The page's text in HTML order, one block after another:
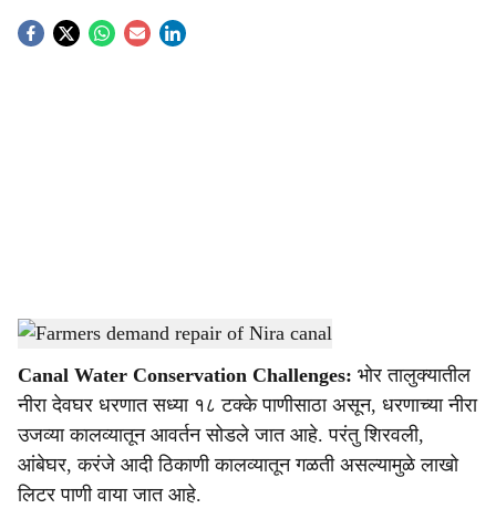
S
a
r
e
Farmers demand repair of Nira canal- Agrowon
Canal Water Conservation Challenges: भोर तालुक्यातील
नीरा देवघर धरणात सध्या १८ टक्के पाणीसाठा असून, धरणाच्या नीरा
उजव्या कालव्यातून आवर्तन सोडले जात आहे. परंतु शिरवली,
आंबेघर, करंजे आदी ठिकाणी कालव्यातून गळती असल्यामुळे लाखो
लिटर पाणी वाया जात आहे.